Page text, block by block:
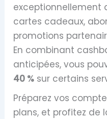
exceptionnellement
cartes cadeaux,
promotions
En combinant
anticipées, vous
40 % sur certains
Préparez vos
plans, et profitez de